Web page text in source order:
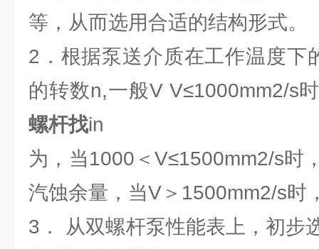
等，从而选用合适的结构形式。
2．根据泵送介质在工作温度下
的转数n,一般V V≤1000mm2/s
螺杆找in
为，当1000＜V≤1500mm2/s时
汽蚀余量，当V＞1500mm2/s时
3． 从双螺杆泵性能表上，初步